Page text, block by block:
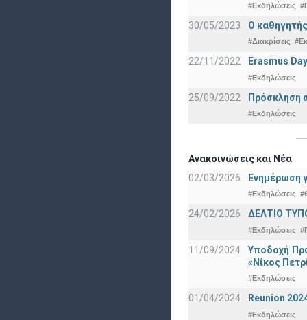
#Εκδηλώσεις
30/05/2023 Ο
#Διακρίσεις
22/11/2022 Erasmus
#Εκδηλώσεις
25/09/2022 Πρόσκληση
#Εκδηλώσεις
Ανακοινώσεις και Νέα
02/03/2026
Ενημέρωση
#Εκδηλώσεις
24/02/2026 ΔΕΛΤΙΟ
#Εκδηλώσεις
11/09/2024
Υποδοχή
«Νίκος
#Εκδηλώσεις
01/04/2024 Reunion
#Εκδηλώσεις